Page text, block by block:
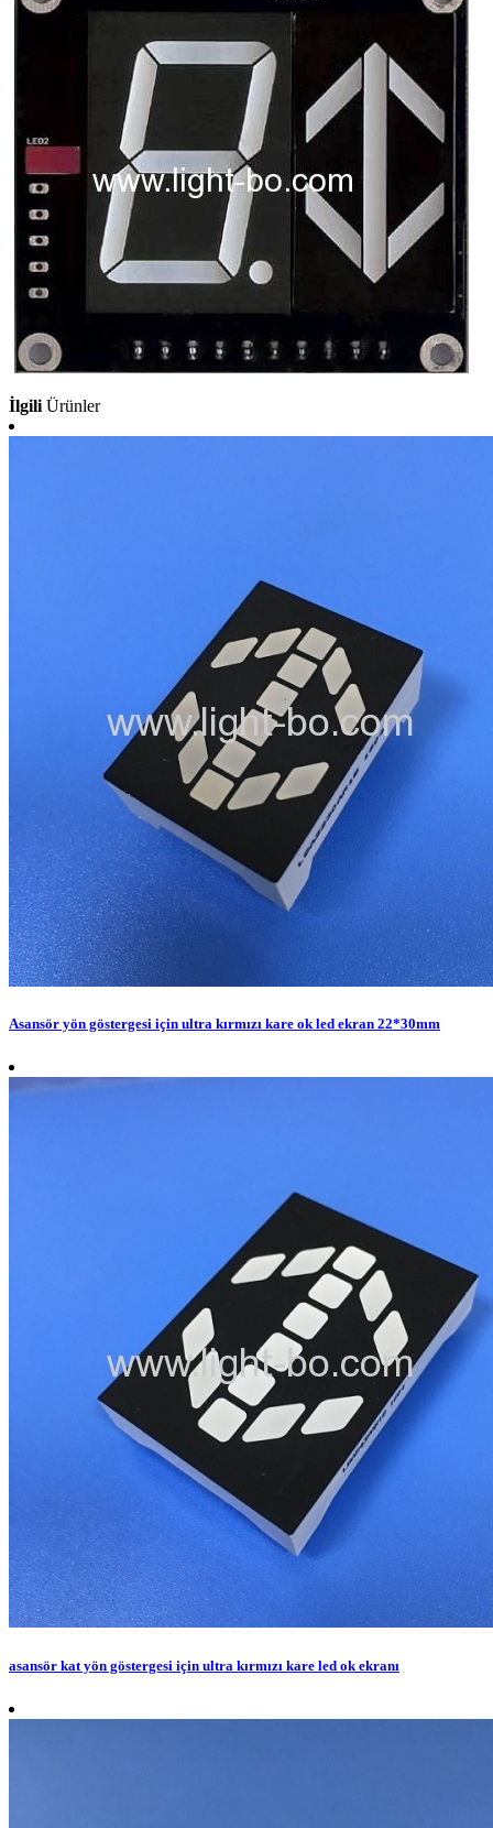
İlgili Ürünler
Asansör yön göstergesi için ultra kırmızı kare ok led ekran 22*30mm
asansör kat yön göstergesi için ultra kırmızı kare led ok ekranı